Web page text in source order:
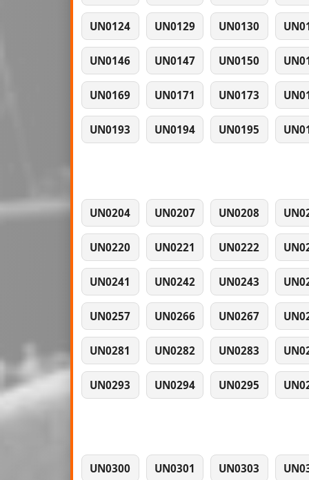
UN0124 UN0129 UN0130
UN0146 UN0147 UN0150
UN0169 UN0171 UN0173
UN0193 UN0194 UN0195
UN0204 UN0207 UN0208
UN0220 UN0221 UN0222
UN0241 UN0242 UN0243
UN0257 UN0266 UN0267
UN0281 UN0282 UN0283
UN0293 UN0294 UN0295
UN0300 UN0301 UN0303